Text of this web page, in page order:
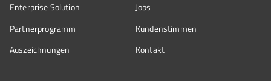
Enterprise Solution
Partnerprogramm
Auszeichnungen
Jobs
Kundenstimmen
Kontakt